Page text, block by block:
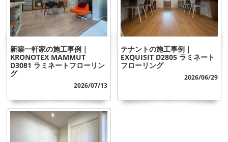
新築一軒家の施工事例｜
KRONOTEX MAMMUT
D3081 ラミネートフローリン
グ
2026/07/13
テナントの施工事例｜
EXQUISIT D2805 ラミネート
フローリング
2026/06/29